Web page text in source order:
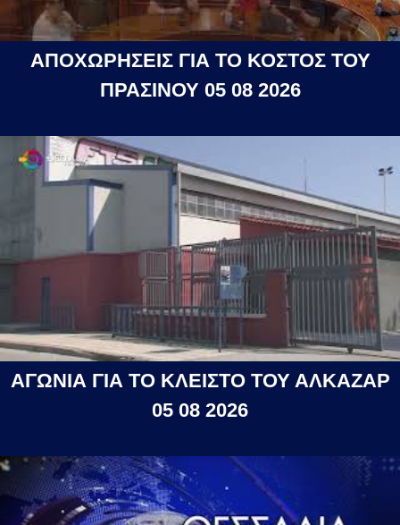
ΑΠΟΧΩΡΗΣΕΙΣ ΓΙΑ ΤΟ ΚΟΣΤΟΣ ΤΟΥ
ΠΡΑΣΙΝΟΥ 05 08 2026
ΑΓΩΝΙΑ ΓΙΑ ΤΟ ΚΛΕΙΣΤΟ ΤΟΥ ΑΛΚΑΖΑΡ
05 08 2026